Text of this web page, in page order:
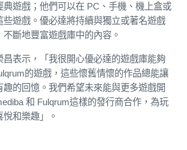
典遊戲；他們可以在 PC、手機、機上盒或
些遊戲。優必達將持續與獨立或著名遊戲
斷地豐富遊戲庫中的內容。
昌表示，「我很開心優必達的遊戲庫能夠
的遊戲，這些懷舊情懷的作品總能讓
趣的回憶。我們希望未來能與更多遊戲開
和 Fulqrum這樣的發行商合作，為玩
和樂趣」。